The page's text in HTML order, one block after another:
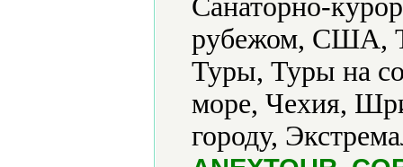
Санаторно-
рубежом, США,
Туры, Туры на
море, Чехия,
городу,